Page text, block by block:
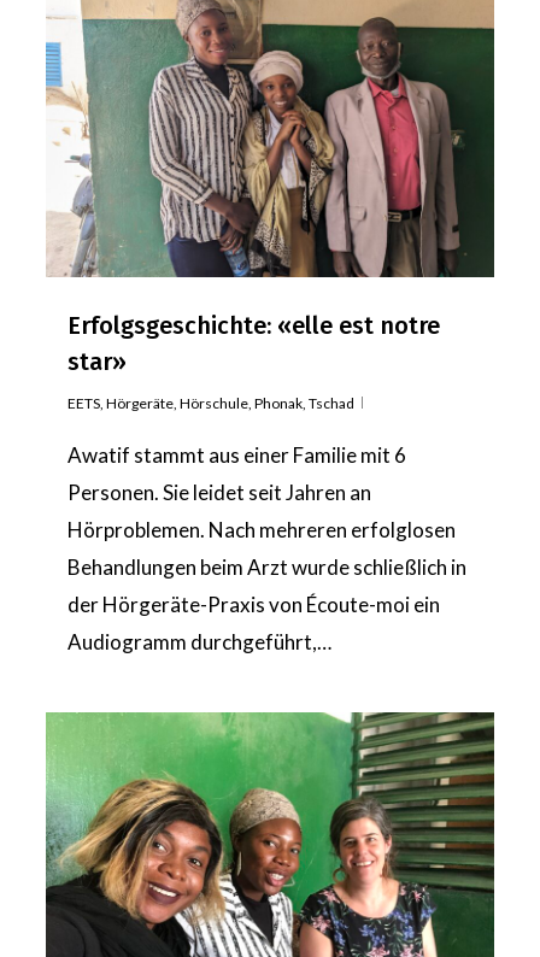
Erfolgsgeschichte: «elle est notre
star»
EETS ,Hörgeräte ,Hörschule ,Phonak ,Tschad
Awatif stammt aus einer Familie mit 6
Personen. Sie leidet seit Jahren an
Hörproblemen. Nach mehreren erfolglosen
Behandlungen beim Arzt wurde schließlich in
der Hörgeräte-Praxis von Écoute-moi ein
Audiogramm durchgeführt,…